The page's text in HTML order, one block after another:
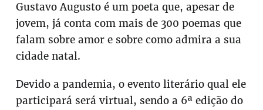
Gustavo Augusto é um poeta que, apesar de
jovem, já conta com mais de 300 poemas que
falam sobre amor e sobre como admira a sua
cidade natal.
Devido a pandemia, o evento literário qual ele
participará será virtual, sendo a 6ª edição do